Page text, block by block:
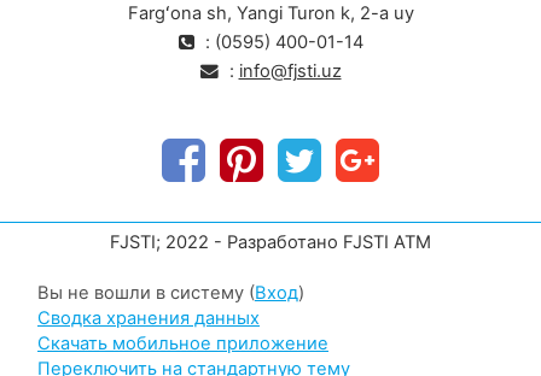
Fargʻona sh, Yangi Turon k, 2-a uy
: (0595) 400-01-14
: info@fjsti.uz
FJSTI; 2022 - Разработано FJSTI ATM
Вы не вошли в систему (Вход)
Сводка хранения данных
Скачать мобильное приложение
Переключить на стандартную тему